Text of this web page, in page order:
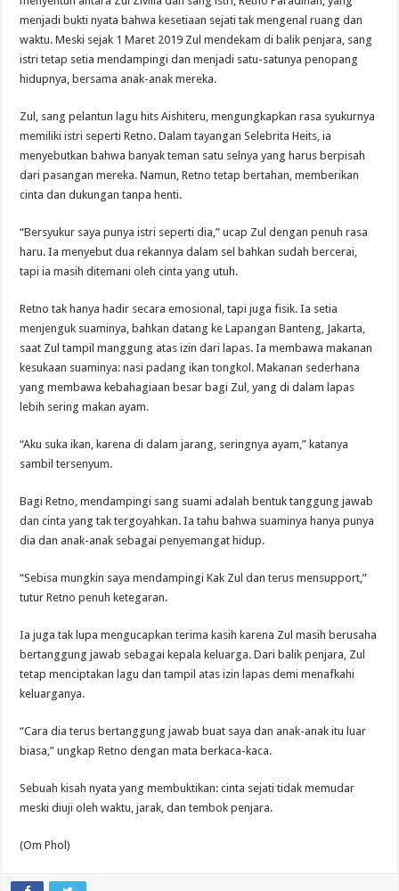
menjadi bukti nyata bahwa kesetiaan sejati tak mengenal ruang dan
waktu. Meski sejak 1 Maret 2019 Zul mendekam di balik penjara, sang
istri tetap setia mendampingi dan menjadi satu-satunya penopang
hidupnya, bersama anak-anak mereka.
Zul, sang pelantun lagu hits Aishiteru, mengungkapkan rasa syukurnya
memiliki istri seperti Retno. Dalam tayangan Selebrita Heits, ia
menyebutkan bahwa banyak teman satu selnya yang harus berpisah
dari pasangan mereka. Namun, Retno tetap bertahan, memberikan
cinta dan dukungan tanpa henti.
“Bersyukur saya punya istri seperti dia,” ucap Zul dengan penuh rasa
haru. Ia menyebut dua rekannya dalam sel bahkan sudah bercerai,
tapi ia masih ditemani oleh cinta yang utuh.
Retno tak hanya hadir secara emosional, tapi juga fisik. Ia setia
menjenguk suaminya, bahkan datang ke Lapangan Banteng, Jakarta,
saat Zul tampil manggung atas izin dari lapas. Ia membawa makanan
kesukaan suaminya: nasi padang ikan tongkol. Makanan sederhana
yang membawa kebahagiaan besar bagi Zul, yang di dalam lapas
lebih sering makan ayam.
“Aku suka ikan, karena di dalam jarang, seringnya ayam,” katanya
sambil tersenyum.
Bagi Retno, mendampingi sang suami adalah bentuk tanggung jawab
dan cinta yang tak tergoyahkan. Ia tahu bahwa suaminya hanya punya
dia dan anak-anak sebagai penyemangat hidup.
“Sebisa mungkin saya mendampingi Kak Zul dan terus mensupport,”
tutur Retno penuh ketegaran.
Ia juga tak lupa mengucapkan terima kasih karena Zul masih berusaha
bertanggung jawab sebagai kepala keluarga. Dari balik penjara, Zul
tetap menciptakan lagu dan tampil atas izin lapas demi menafkahi
keluarganya.
“Cara dia terus bertanggung jawab buat saya dan anak-anak itu luar
biasa,” ungkap Retno dengan mata berkaca-kaca.
Sebuah kisah nyata yang membuktikan: cinta sejati tidak memudar
meski diuji oleh waktu, jarak, dan tembok penjara.
(Om Phol)